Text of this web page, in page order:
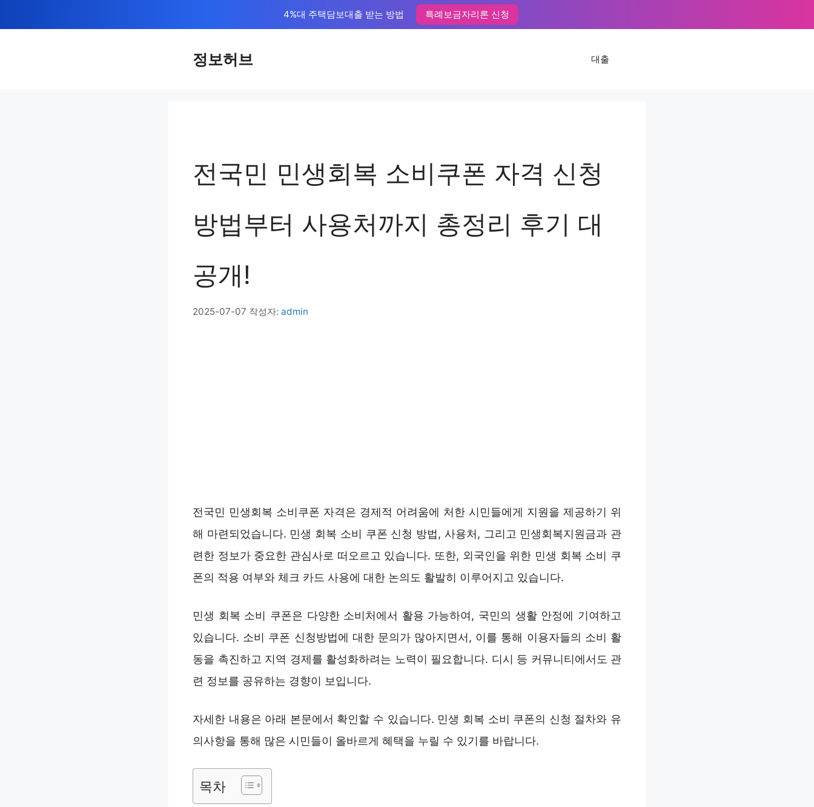
텐
4%대 주택담보대출 받는 방법 특례보금자리론 신청
정보허브 대출
전국민 민생회복 소비쿠폰 자격 신청
방법부터 사용처까지 총정리 후기 대
공개!
2025-07-07 작성자: admin
전국민 민생회복 소비쿠폰 자격은 경제적 어려움에 처한 시민들에게 지원을 제공하기 위
해 마련되었습니다. 민생 회복 소비 쿠폰 신청 방법, 사용처, 그리고 민생회복지원금과 관
련한 정보가 중요한 관심사로 떠오르고 있습니다. 또한, 외국인을 위한 민생 회복 소비 쿠
폰의 적용 여부와 체크 카드 사용에 대한 논의도 활발히 이루어지고 있습니다.
민생 회복 소비 쿠폰은 다양한 소비처에서 활용 가능하여, 국민의 생활 안정에 기여하고
있습니다. 소비 쿠폰 신청방법에 대한 문의가 많아지면서, 이를 통해 이용자들의 소비 활
동을 촉진하고 지역 경제를 활성화하려는 노력이 필요합니다. 디시 등 커뮤니티에서도 관
련 정보를 공유하는 경향이 보입니다.
자세한 내용은 아래 본문에서 확인할 수 있습니다. 민생 회복 소비 쿠폰의 신청 절차와 유
의사항을 통해 많은 시민들이 올바르게 혜택을 누릴 수 있기를 바랍니다.
목차